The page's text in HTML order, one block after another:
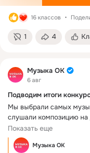
16 классов
1 4
Музыка ОК
6 авг
Подводим итоги
Мы выбрали самых
слушали композицию
https://ok.ru/music/
https://ok.ru/okmusic/
Показать еще
Музыка ОК